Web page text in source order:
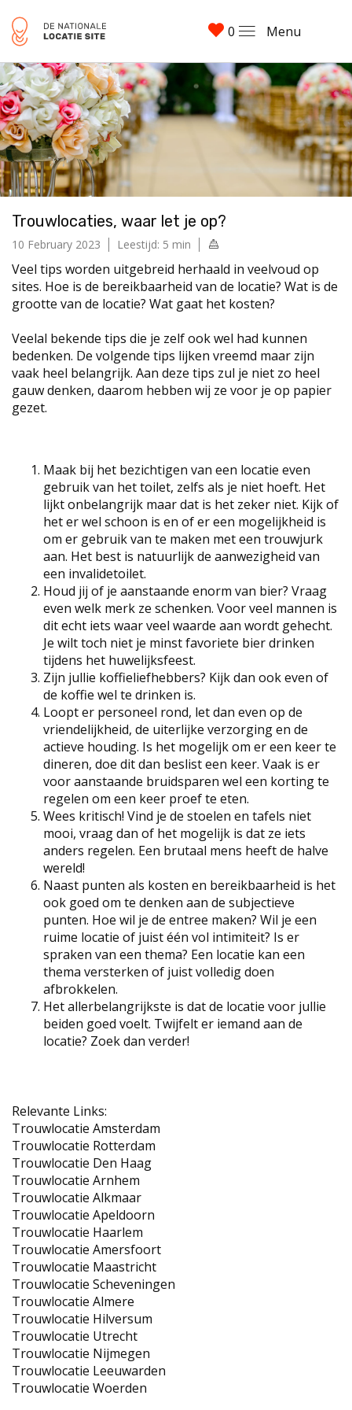
0 Menu
Trouwlocaties, waar let je op?
10 February 2023 Leestijd: 5 min
Veel tips worden uitgebreid herhaald in veelvoud op
sites. Hoe is de bereikbaarheid van de locatie? Wat is de
grootte van de locatie? Wat gaat het kosten?
Veelal bekende tips die je zelf ook wel had kunnen
bedenken. De volgende tips lijken vreemd maar zijn
vaak heel belangrijk. Aan deze tips zul je niet zo heel
gauw denken, daarom hebben wij ze voor je op papier
gezet.
Maak bij het bezichtigen van een locatie even
gebruik van het toilet, zelfs als je niet hoeft. Het
lijkt onbelangrijk maar dat is het zeker niet. Kijk of
het er wel schoon is en of er een mogelijkheid is
om er gebruik van te maken met een trouwjurk
aan. Het best is natuurlijk de aanwezigheid van
een invalidetoilet.
Houd jij of je aanstaande enorm van bier? Vraag
even welk merk ze schenken. Voor veel mannen is
dit echt iets waar veel waarde aan wordt gehecht.
Je wilt toch niet je minst favoriete bier drinken
tijdens het huwelijksfeest.
Zijn jullie koffieliefhebbers? Kijk dan ook even of
de koffie wel te drinken is.
Loopt er personeel rond, let dan even op de
vriendelijkheid, de uiterlijke verzorging en de
actieve houding. Is het mogelijk om er een keer te
dineren, doe dit dan beslist een keer. Vaak is er
voor aanstaande bruidsparen wel een korting te
regelen om een keer proef te eten.
Wees kritisch! Vind je de stoelen en tafels niet
mooi, vraag dan of het mogelijk is dat ze iets
anders regelen. Een brutaal mens heeft de halve
wereld!
Naast punten als kosten en bereikbaarheid is het
ook goed om te denken aan de subjectieve
punten. Hoe wil je de entree maken? Wil je een
ruime locatie of juist één vol intimiteit? Is er
spraken van een thema? Een locatie kan een
thema versterken of juist volledig doen
afbrokkelen.
Het allerbelangrijkste is dat de locatie voor jullie
beiden goed voelt. Twijfelt er iemand aan de
locatie? Zoek dan verder!
Relevante Links:
Trouwlocatie Amsterdam
Trouwlocatie Rotterdam
Trouwlocatie Den Haag
Trouwlocatie Arnhem
Trouwlocatie Alkmaar
Trouwlocatie Apeldoorn
Trouwlocatie Haarlem
Trouwlocatie Amersfoort
Trouwlocatie Maastricht
Trouwlocatie Scheveningen
Trouwlocatie Almere
Trouwlocatie Hilversum
Trouwlocatie Utrecht
Trouwlocatie Nijmegen
Trouwlocatie Leeuwarden
Trouwlocatie Woerden